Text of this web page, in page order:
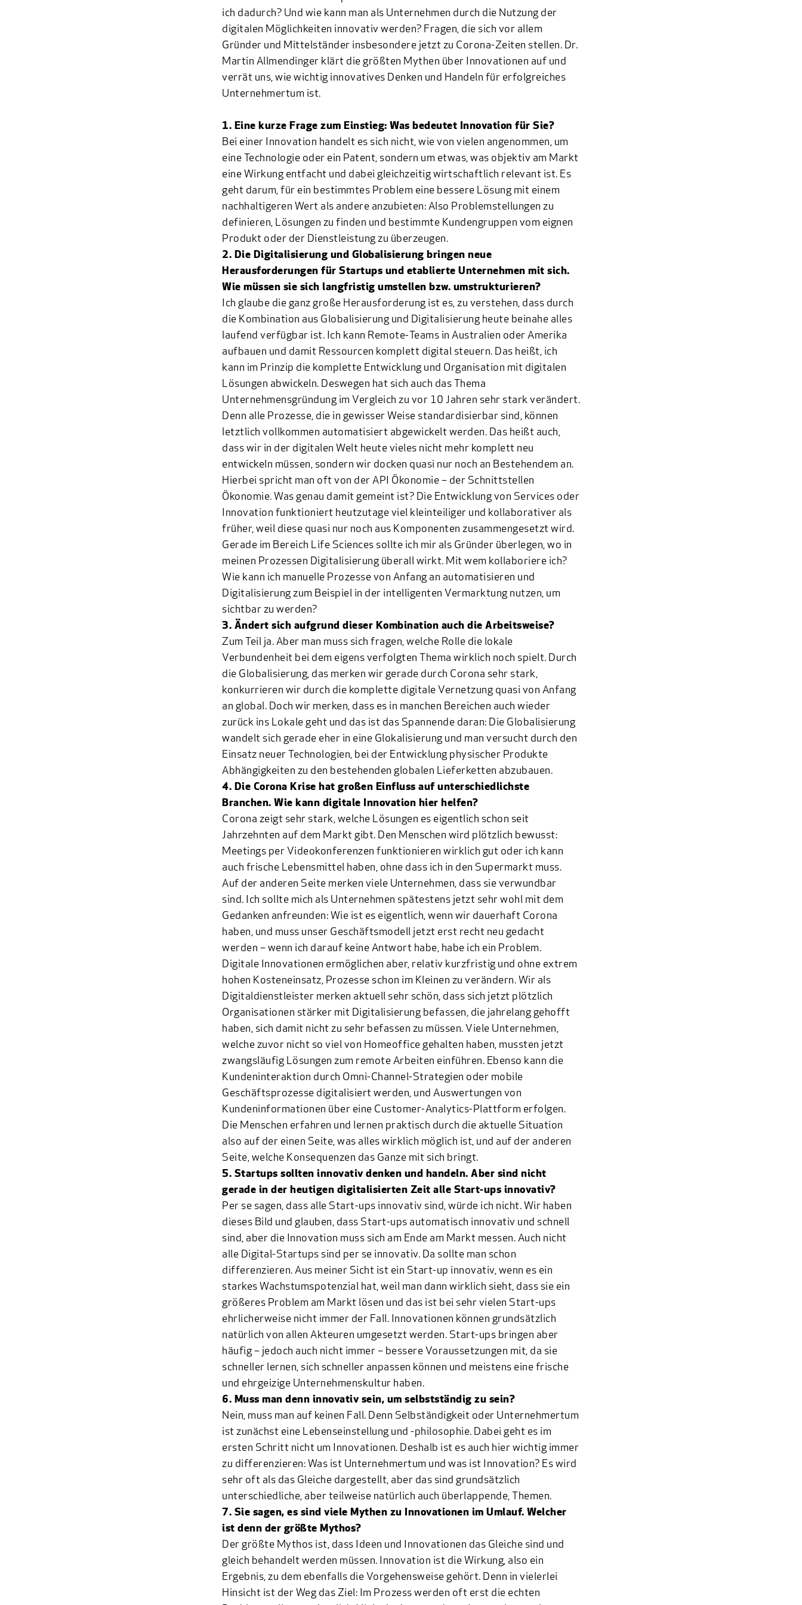
ich dadurch? Und wie kann man als Unternehmen durch die Nutzung der
digitalen Möglichkeiten innovativ werden? Fragen, die sich vor allem
Gründer und Mittelständer insbesondere jetzt zu Corona-Zeiten stellen. Dr.
Martin Allmendinger klärt die größten Mythen über Innovationen auf und
verrät uns, wie wichtig innovatives Denken und Handeln für erfolgreiches
Unternehmertum ist.
1. Eine kurze Frage zum Einstieg: Was bedeutet Innovation für Sie?
Bei einer Innovation handelt es sich nicht, wie von vielen angenommen, um
eine Technologie oder ein Patent, sondern um etwas, was objektiv am Markt
eine Wirkung entfacht und dabei gleichzeitig wirtschaftlich relevant ist. Es
geht darum, für ein bestimmtes Problem eine bessere Lösung mit einem
nachhaltigeren Wert als andere anzubieten: Also Problemstellungen zu
definieren, Lösungen zu finden und bestimmte Kundengruppen vom eignen
Produkt oder der Dienstleistung zu überzeugen.
2. Die Digitalisierung und Globalisierung bringen neue
Herausforderungen für Startups und etablierte Unternehmen mit sich.
Wie müssen sie sich langfristig umstellen bzw. umstrukturieren?
Ich glaube die ganz große Herausforderung ist es, zu verstehen, dass durch
die Kombination aus Globalisierung und Digitalisierung heute beinahe alles
laufend verfügbar ist. Ich kann Remote-Teams in Australien oder Amerika
aufbauen und damit Ressourcen komplett digital steuern. Das heißt, ich
kann im Prinzip die komplette Entwicklung und Organisation mit digitalen
Lösungen abwickeln. Deswegen hat sich auch das Thema
Unternehmensgründung im Vergleich zu vor 10 Jahren sehr stark verändert.
Denn alle Prozesse, die in gewisser Weise standardisierbar sind, können
letztlich vollkommen automatisiert abgewickelt werden. Das heißt auch,
dass wir in der digitalen Welt heute vieles nicht mehr komplett neu
entwickeln müssen, sondern wir docken quasi nur noch an Bestehendem an.
Hierbei spricht man oft von der API Ökonomie – der Schnittstellen
Ökonomie. Was genau damit gemeint ist? Die Entwicklung von Services oder
Innovation funktioniert heutzutage viel kleinteiliger und kollaborativer als
früher, weil diese quasi nur noch aus Komponenten zusammengesetzt wird.
Gerade im Bereich Life Sciences sollte ich mir als Gründer überlegen, wo in
meinen Prozessen Digitalisierung überall wirkt. Mit wem kollaboriere ich?
Wie kann ich manuelle Prozesse von Anfang an automatisieren und
Digitalisierung zum Beispiel in der intelligenten Vermarktung nutzen, um
sichtbar zu werden?
3. Ändert sich aufgrund dieser Kombination auch die Arbeitsweise?
Zum Teil ja. Aber man muss sich fragen, welche Rolle die lokale
Verbundenheit bei dem eigens verfolgten Thema wirklich noch spielt. Durch
die Globalisierung, das merken wir gerade durch Corona sehr stark,
konkurrieren wir durch die komplette digitale Vernetzung quasi von Anfang
an global. Doch wir merken, dass es in manchen Bereichen auch wieder
zurück ins Lokale geht und das ist das Spannende daran: Die Globalisierung
wandelt sich gerade eher in eine Glokalisierung und man versucht durch den
Einsatz neuer Technologien, bei der Entwicklung physischer Produkte
Abhängigkeiten zu den bestehenden globalen Lieferketten abzubauen.
4. Die Corona Krise hat großen Einfluss auf unterschiedlichste
Branchen. Wie kann digitale Innovation hier helfen?
Corona zeigt sehr stark, welche Lösungen es eigentlich schon seit
Jahrzehnten auf dem Markt gibt. Den Menschen wird plötzlich bewusst:
Meetings per Videokonferenzen funktionieren wirklich gut oder ich kann
auch frische Lebensmittel haben, ohne dass ich in den Supermarkt muss.
Auf der anderen Seite merken viele Unternehmen, dass sie verwundbar
sind. Ich sollte mich als Unternehmen spätestens jetzt sehr wohl mit dem
Gedanken anfreunden: Wie ist es eigentlich, wenn wir dauerhaft Corona
haben, und muss unser Geschäftsmodell jetzt erst recht neu gedacht
werden – wenn ich darauf keine Antwort habe, habe ich ein Problem.
Digitale Innovationen ermöglichen aber, relativ kurzfristig und ohne extrem
hohen Kosteneinsatz, Prozesse schon im Kleinen zu verändern. Wir als
Digitaldienstleister merken aktuell sehr schön, dass sich jetzt plötzlich
Organisationen stärker mit Digitalisierung befassen, die jahrelang gehofft
haben, sich damit nicht zu sehr befassen zu müssen. Viele Unternehmen,
welche zuvor nicht so viel von Homeoffice gehalten haben, mussten jetzt
zwangsläufig Lösungen zum remote Arbeiten einführen. Ebenso kann die
Kundeninteraktion durch Omni-Channel-Strategien oder mobile
Geschäftsprozesse digitalisiert werden, und Auswertungen von
Kundeninformationen über eine Customer-Analytics-Plattform erfolgen.
Die Menschen erfahren und lernen praktisch durch die aktuelle Situation
also auf der einen Seite, was alles wirklich möglich ist, und auf der anderen
Seite, welche Konsequenzen das Ganze mit sich bringt.
5. Startups sollten innovativ denken und handeln. Aber sind nicht
gerade in der heutigen digitalisierten Zeit alle Start-ups innovativ?
Per se sagen, dass alle Start-ups innovativ sind, würde ich nicht. Wir haben
dieses Bild und glauben, dass Start-ups automatisch innovativ und schnell
sind, aber die Innovation muss sich am Ende am Markt messen. Auch nicht
alle Digital-Startups sind per se innovativ. Da sollte man schon
differenzieren. Aus meiner Sicht ist ein Start-up innovativ, wenn es ein
starkes Wachstumspotenzial hat, weil man dann wirklich sieht, dass sie ein
größeres Problem am Markt lösen und das ist bei sehr vielen Start-ups
ehrlicherweise nicht immer der Fall. Innovationen können grundsätzlich
natürlich von allen Akteuren umgesetzt werden. Start-ups bringen aber
häufig – jedoch auch nicht immer – bessere Voraussetzungen mit, da sie
schneller lernen, sich schneller anpassen können und meistens eine frische
und ehrgeizige Unternehmenskultur haben.
6. Muss man denn innovativ sein, um selbstständig zu sein?
Nein, muss man auf keinen Fall. Denn Selbständigkeit oder Unternehmertum
ist zunächst eine Lebenseinstellung und -philosophie. Dabei geht es im
ersten Schritt nicht um Innovationen. Deshalb ist es auch hier wichtig immer
zu differenzieren: Was ist Unternehmertum und was ist Innovation? Es wird
sehr oft als das Gleiche dargestellt, aber das sind grundsätzlich
unterschiedliche, aber teilweise natürlich auch überlappende, Themen.
7. Sie sagen, es sind viele Mythen zu Innovationen im Umlauf. Welcher
ist denn der größte Mythos?
Der größte Mythos ist, dass Ideen und Innovationen das Gleiche sind und
gleich behandelt werden müssen. Innovation ist die Wirkung, also ein
Ergebnis, zu dem ebenfalls die Vorgehensweise gehört. Denn in vielerlei
Hinsicht ist der Weg das Ziel: Im Prozess werden oft erst die echten